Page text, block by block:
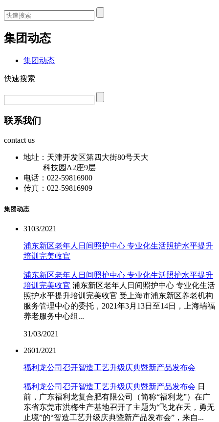
集团动态
集团动态
快速搜索
联系我们
contact us
地址：天津开发区第四大街80号天大
科技园A2座9层
电话：022-59816900
传真：022-59816909
集团动态
3103/2021
浦东新区老年人日间照护中心 专业化生活照护水平提升
培训完美收官
浦东新区老年人日间照护中心 专业化生活照护水平提升
培训完美收官 浦东新区老年人日间照护中心 专业化生活
照护水平提升培训完美收官 受上海市浦东新区养老机构
服务管理中心的委托，2021年3月13日至14日，上海瑞福
养老服务中心组...
31/03/2021
2601/2021
福利龙公司召开智造工艺升级庆典暨新产品发布会
福利龙公司召开智造工艺升级庆典暨新产品发布会 日
前，广东福利龙复合肥有限公司（简称“福利龙”）在广
东省东莞市洪梅生产基地召开了主题为“飞龙在天，勇无
止境”的“智造工艺升级庆典暨新产品发布会”，来自...